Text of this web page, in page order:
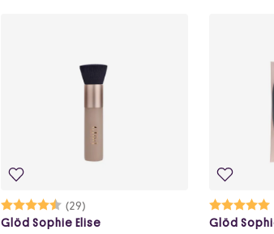
Karakter:
(29)
4.5 av 5 mulige
Glöd Sophie Elise
5.0
Glöd